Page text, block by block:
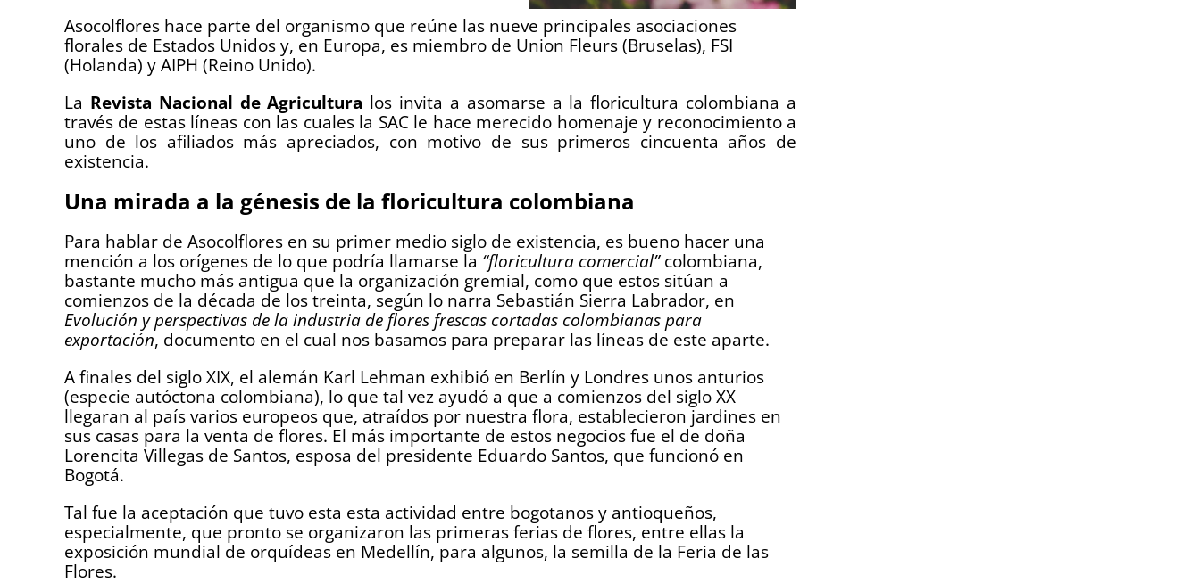
Asocolflores hace parte del organismo que reúne las nueve principales asociaciones
florales de Estados Unidos y, en Europa, es miembro de Union Fleurs (Bruselas), FSI
(Holanda) y AIPH (Reino Unido).
La Revista Nacional de Agricultura los invita a asomarse a la floricultura colombiana a
través de estas líneas con las cuales la SAC le hace merecido homenaje y reconocimiento a
uno de los afiliados más apreciados, con motivo de sus primeros cincuenta años de
existencia.
Una mirada a la génesis de la floricultura colombiana
Para hablar de Asocolflores en su primer medio siglo de existencia, es bueno hacer una
mención a los orígenes de lo que podría llamarse la “floricultura comercial”colombiana,
bastante mucho más antigua que la organización gremial, como que estos sitúan a
comienzos de la década de los treinta, según lo narra Sebastián Sierra Labrador, en
Evolución y perspectivas de la industria de flores frescas cortadas colombianas para
exportación, documento en el cual nos basamos para preparar las líneas de este aparte.
A finales del siglo XIX, el alemán Karl Lehman exhibió en Berlín y Londres unos anturios
(especie autóctona colombiana), lo que tal vez ayudó a que a comienzos del siglo XX
llegaran al país varios europeos que, atraídos por nuestra flora, establecieron jardines en
sus casas para la venta de flores. El más importante de estos negocios fue el de doña
Lorencita Villegas de Santos, esposa del presidente Eduardo Santos, que funcionó en
Bogotá.
Tal fue la aceptación que tuvo esta esta actividad entre bogotanos y antioqueños,
especialmente, que pronto se organizaron las primeras ferias de flores, entre ellas la
exposición mundial de orquídeas en Medellín, para algunos, la semilla de la Feria de las
Flores.